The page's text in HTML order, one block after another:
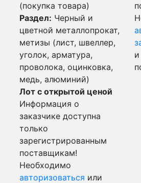
(покупка товара)
Раздел: Черный и
цветной металлопрокат,
метизы (лист, швеллер,
уголок, арматура,
проволока, оцинковка,
медь, алюминий)
Лот с открытой ценой
Информация о
заказчике доступна
только
зарегистрированным
поставщикам!
Необходимо
авторизоваться или